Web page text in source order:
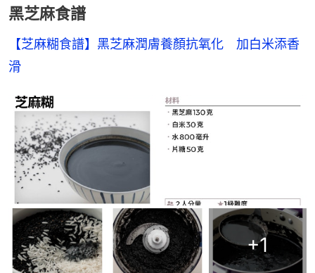
黑芝麻食譜
【芝麻糊食譜】黑芝麻潤膚養顏抗氧化　加白米添香
滑
+1